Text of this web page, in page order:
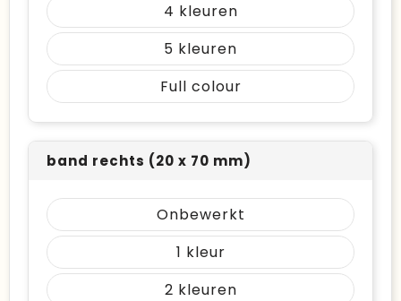
4
5
Full colour
band rechts (20 x 70 mm)
Onbewerkt
1
2